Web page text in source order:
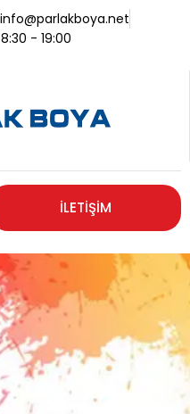
info@parlakboya.net
- 19:00
İLETİŞİM